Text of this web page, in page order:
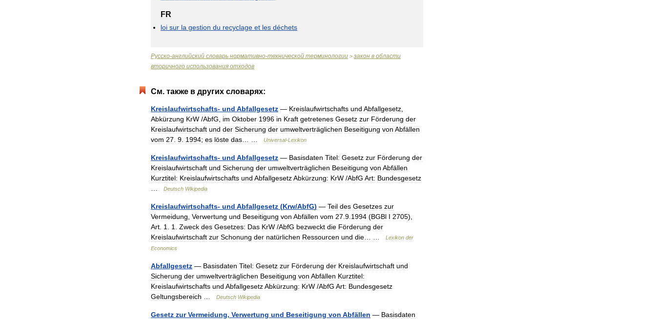
FR
loi sur la gestion du recyclage et les déchets
Русско-английский словарь нормативно-технической терминологии > закон в области
вторичного использования отходов
См. также в других словарях:
Kreislaufwirtschafts- und Abfallgesetz — Kreislaufwirtschafts und Abfallgesetz
Abkürzung KrW /AbfG im Oktober 1996 in Kraft getretenes Gesetz zur Förderung der
Kreislaufwirtschaft und der Sicherung der umweltverträglichen Beseitigung von Abfällen
vom 27 9 1994; es löste das Universal-Lexikon
Kreislaufwirtschafts- und Abfallgesetz — Basisdaten Titel: Gesetz zur Förderung der
Kreislaufwirtschaft und Sicherung der umweltverträglichen Beseitigung von Abfällen
Kurztitel: Kreislaufwirtschafts und AbfallgesetzAbkürzung: KrW /AbfG Art: Bundesgesetz
Deutsch Wikipedia
Kreislaufwirtschafts- und Abfallgesetz (Krw/AbfG) — Teil des Gesetzes zur
Vermeidung Verwertung und Beseitigung von Abfällen vom 27 9 1994 (BGBl I 2705),
Art 1 1 Zweck des Gesetzes: Das KrW /AbfG bezweckt die Förderung der
Kreislaufwirtschaft zur Schonung der natürlichen Ressourcen und die Lexikon der
Economics
Abfallgesetz — Basisdaten Titel: Gesetz zur Förderung der Kreislaufwirtschaft und
Sicherung der umweltverträglichen Beseitigung von Abfällen Kurztitel:
Kreislaufwirtschafts und AbfallgesetzAbkürzung: KrW /AbfG Art: Bundesgesetz
Geltungsbereich
Deutsch Wikipedia
Gesetz zur Vermeidung, Verwertung und Beseitigung von Abfällen — Basisdaten